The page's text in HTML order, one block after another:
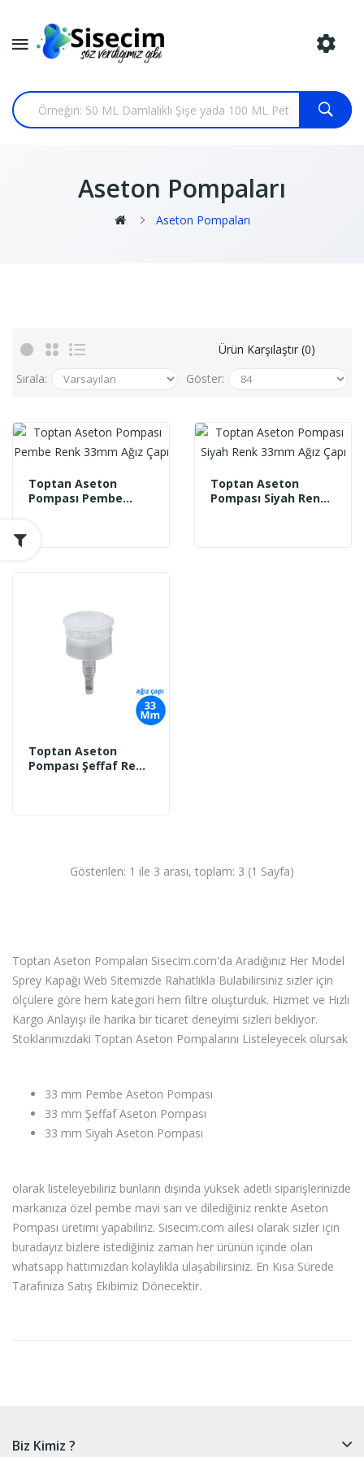
Aseton Pompaları
Aseton Pompaları
Ürün Karşılaştır (0)
Sırala:
Göster:
Toptan Aseton
Pompası Pembe
Toptan Aseton
Pompası Siyah Renk
Toptan Aseton
Pompası Şeffaf Renk
Gösterilen: 1 ile 3 arası, toplam: 3 (1 Sayfa)
Toptan Aseton Pompaları Sisecim.com'da Aradığınız Her Model
Sprey Kapağı Web Sitemizde Rahatlıkla Bulabilirsiniz sizler için
ölçülere göre hem kategori hem filtre oluşturduk. Hizmet ve Hızlı
Kargo Anlayışı ile harika bir ticaret deneyimi sizleri bekliyor.
Stoklarımızdaki Toptan Aseton Pompalarını Listeleyecek olursak
33 mm Pembe Aseton Pompası
33 mm Şeffaf Aseton Pompası
33 mm Siyah Aseton Pompası
olarak listeleyebiliriz bunların dışında yüksek adetli siparişlerinizde
markanıza özel pembe mavi sarı ve dilediğiniz renkte Aseton
Pompası üretimi yapabiliriz. Sisecim.com ailesi olarak sizler için
buradayız bizlere istediğiniz zaman her ürünün içinde olan
whatsapp hattımızdan kolaylıkla ulaşabilirsiniz. En Kısa Sürede
Tarafınıza Satış Ekibimiz Dönecektir.
Biz Kimiz ?